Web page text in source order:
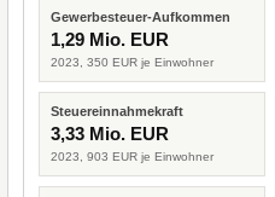
Gewerbesteuer-Aufkommen
1,29 Mio. EUR
2023, 350 EUR je Einwohner
Steuereinnahmekraft
3,33 Mio. EUR
2023, 903 EUR je Einwohner